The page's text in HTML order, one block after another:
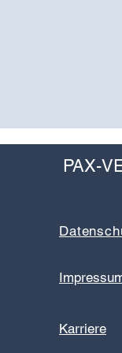
PAX-
Karriere